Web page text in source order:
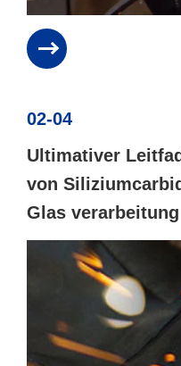
02-04
Ultimativer
von
Glas verarbeitung